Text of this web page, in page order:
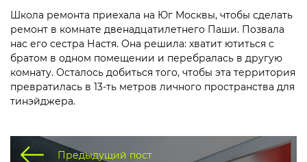
Школа ремонта приехала на Юг Москвы, чтобы сделать
ремонт в комнате двенадцатилетнего Паши. Позвала
нас его сестра Настя. Она решила: хватит ютиться с
братом в одном помещении и перебралась в другую
комнату. Осталось добиться того, чтобы эта территория
превратилась в 13-ть метров личного пространства для
тинэйджера.
Предыдущий пост